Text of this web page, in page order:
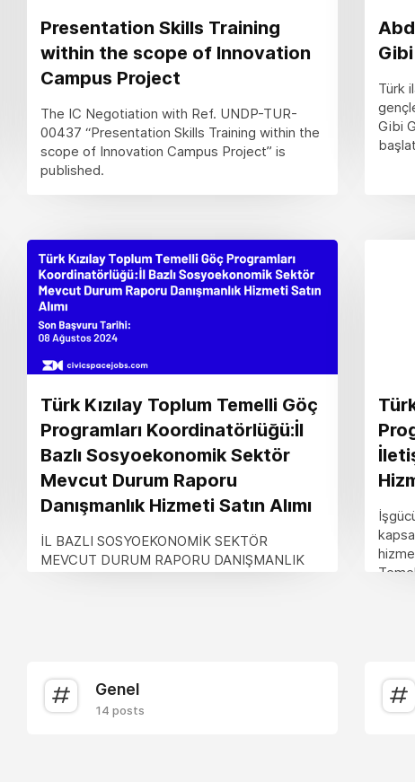
Presentation Skills Training
within the scope of Innovation
Campus Project
The IC Negotiation with Ref. UNDP-TUR-
00437 “Presentation Skills Training within the
scope of Innovation Campus Project” is
published.
Türk
Gibi
Türk Kızılay Toplum Temelli Göç
Programları Koordinatörlüğü:İl
Bazlı Sosyoekonomik Sektör
Mevcut Durum Raporu
Danışmanlık Hizmeti Satın Alımı
İL BAZLI SOSYOEKONOMİK SEKTÖR
MEVCUT DURUM RAPORU DANIŞMANLIK
Genel
14 posts